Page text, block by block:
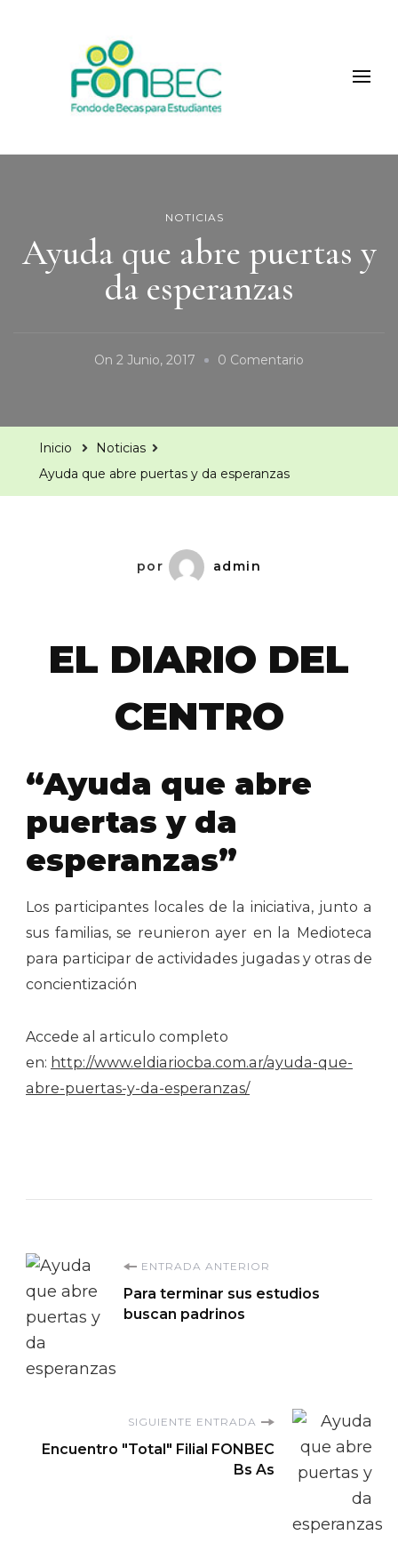
Fonbec
NOTICIAS
Ayuda que abre puertas y
da esperanzas
On 2 Junio, 2017 0 Comentario
Inicio
Noticias
Ayuda que abre puertas y da esperanzas
por admin
EL DIARIO DEL
CENTRO
“Ayuda que abre
puertas y da
esperanzas”
Los participantes locales de la iniciativa, junto a
sus familias, se reunieron ayer en la Medioteca
para participar de actividades jugadas y otras de
concientización
Accede al articulo completo
en: http://www.eldiariocba.com.ar/ayuda-que-
abre-puertas-y-da-esperanzas/
Navegación
de
entradas
ENTRADA ANTERIOR
Para terminar sus estudios
buscan padrinos
SIGUIENTE ENTRADA
Encuentro "Total" Filial FONBEC
Bs As